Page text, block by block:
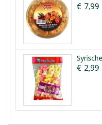
€ 7,99
€ 2,99